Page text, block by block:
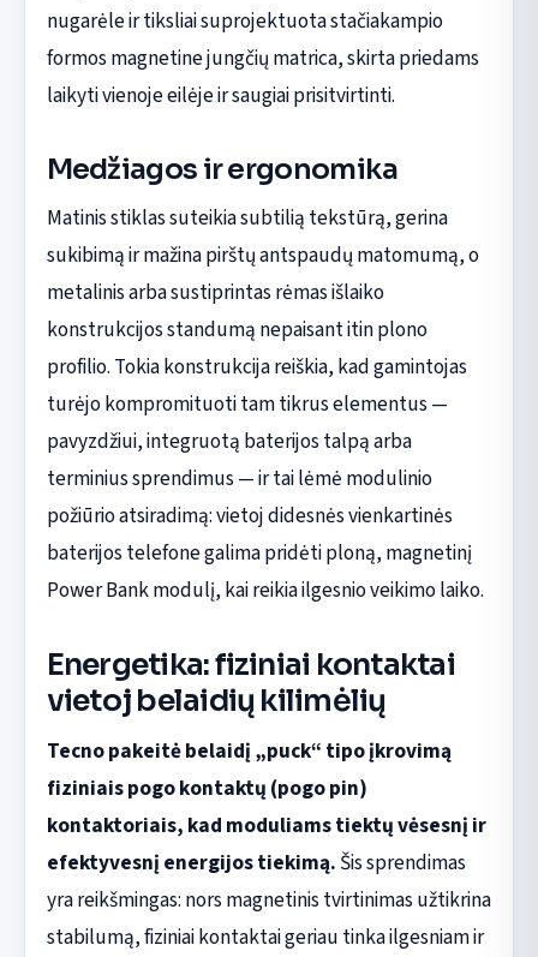
nugarėle ir tiksliai suprojektuota stačiakampio
formos magnetine jungčių matrica, skirta priedams
laikyti vienoje eilėje ir saugiai prisitvirtinti.
Medžiagos ir ergonomika
Matinis stiklas suteikia subtilią tekstūrą, gerina
sukibimą ir mažina pirštų antspaudų matomumą, o
metalinis arba sustiprintas rėmas išlaiko
konstrukcijos standumą nepaisant itin plono
profilio. Tokia konstrukcija reiškia, kad gamintojas
turėjo kompromituoti tam tikrus elementus —
pavyzdžiui, integruotą baterijos talpą arba
terminius sprendimus — ir tai lėmė modulinio
požiūrio atsiradimą: vietoj didesnės vienkartinės
baterijos telefone galima pridėti ploną, magnetinį
Power Bank modulį, kai reikia ilgesnio veikimo laiko.
Energetika: fiziniai kontaktai
vietoj belaidių kilimėlių
Tecno pakeitė belaidį „puck“ tipo įkrovimą
fiziniais pogo kontaktų (pogo pin)
kontaktoriais, kad moduliams tiektų vėsesnį ir
efektyvesnį energijos tiekimą. Šis sprendimas
yra reikšmingas: nors magnetinis tvirtinimas užtikrina
stabilumą, fiziniai kontaktai geriau tinka ilgesniam ir